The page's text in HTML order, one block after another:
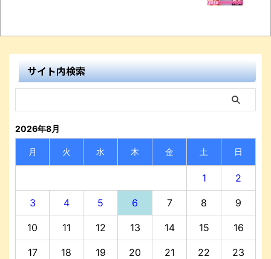
サイト内検索
2026年8月
月 火 水 木 金 土 日
1 2
3 4 5 6 7 8 9
10 11 12 13 14 15 16
17 18 19 20 21 22 23